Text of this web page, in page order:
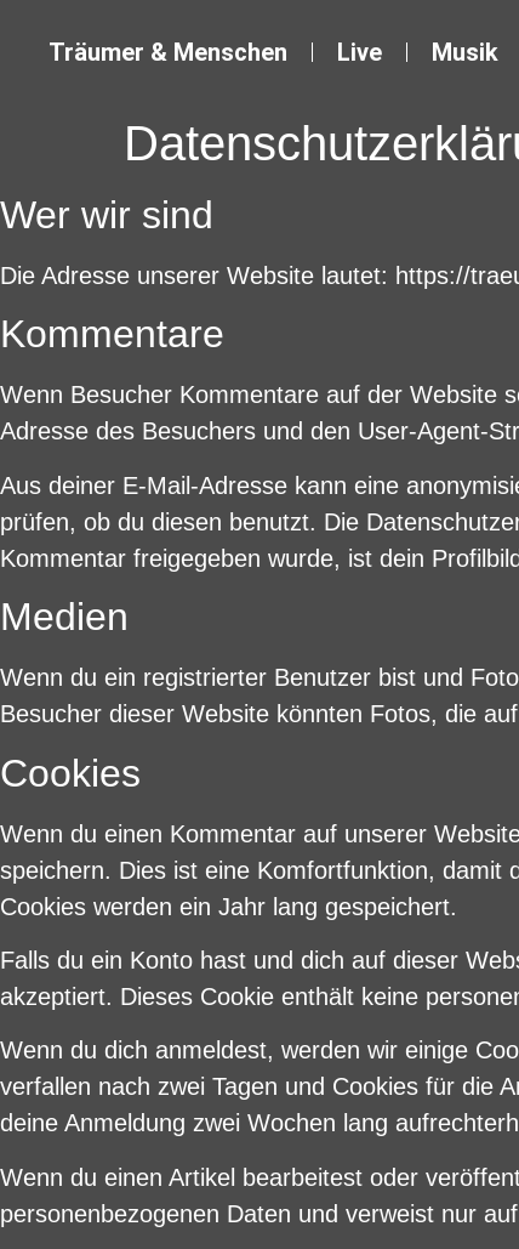
Träumer & Menschen Live Musik
Wer wir sind
Die Adresse unserer Website lautet: https://
Kommentare
Wenn Besucher Kommentare auf der Website
Adresse des Besuchers und den User-Agent-
Aus deiner E-Mail-Adresse kann eine
prüfen, ob du diesen benutzt. Die
Kommentar freigegeben wurde, ist dein
Medien
Wenn du ein registrierter Benutzer bist und
Besucher dieser Website könnten Fotos, die
Cookies
Wenn du einen Kommentar auf unserer
speichern. Dies ist eine Komfortfunktion, damit
Cookies werden ein Jahr lang gespeichert.
Falls du ein Konto hast und dich auf dieser
akzeptiert. Dieses Cookie enthält keine
Wenn du dich anmeldest, werden wir einige
verfallen nach zwei Tagen und Cookies für die
deine Anmeldung zwei Wochen lang
Wenn du einen Artikel bearbeitest oder
personenbezogenen Daten und verweist nur